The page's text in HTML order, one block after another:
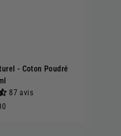
- Coton Poudré
87 avis